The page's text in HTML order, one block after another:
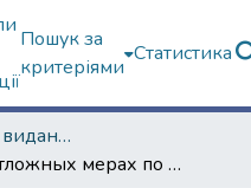
Пошук за
критеріями
Статистика
9. Рідкісні та цінні видання
О неотложных мерах по восстановлению хозяйства в районах, освобожденных от немецкой оккупации